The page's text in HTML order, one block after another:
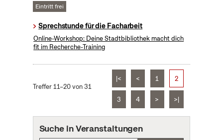
Eintritt frei
Sprechstunde für die Facharbeit
Online-Workshop: Deine Stadtbibliothek macht dich
fit im Recherche-Training
Treffer 11–20 von 31
|< < 1 2
3 4 > >|
Suche in Veranstaltungen